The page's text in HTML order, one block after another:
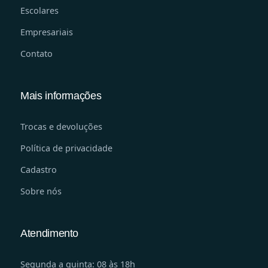
Escolares
Empresariais
Contato
Mais informações
Trocas e devoluções
Política de privacidade
Cadastro
Sobre nós
Atendimento
Segunda a quinta: 08 às 18h